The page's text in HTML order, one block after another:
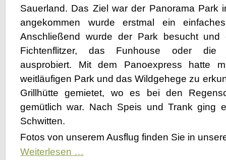
Sauerland. Das Ziel war der Panorama Park
angekommen wurde erstmal ein
Anschließend wurde der Park besucht und
Fichtenflitzer, das Funhouse oder die
ausprobiert. Mit dem Panoexpress hatte
weitläufigen Park und das Wildgehege zu
Grillhütte gemietet, wo es bei den
gemütlich war. Nach Speis und Trank ging
Schwitten.
Fotos von unserem Ausflug finden Sie in
Weiterlesen …Panorama